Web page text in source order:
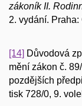
zákoník II.
2. vydání. Praha:
[14] Důvodová
mění zákon č.
pozdějších
tisk 728/0, 9.